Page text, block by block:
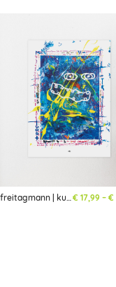
freitagmann | kunstdruck€ 17,99 – €